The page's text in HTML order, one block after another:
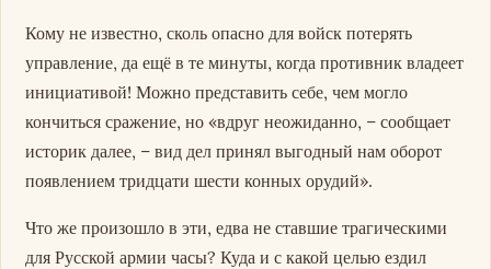
Кому не известно, сколь опасно для войск потерять
управление, да ещё в те минуты, когда противник владеет
инициативой! Можно представить себе, чем могло
кончиться сражение, но «вдруг неожиданно, – сообщает
историк далее, – вид дел принял выгодный нам оборот
появлением тридцати шести конных орудий».
Что же произошло в эти, едва не ставшие трагическими
для Русской армии часы? Куда и с какой целью ездил